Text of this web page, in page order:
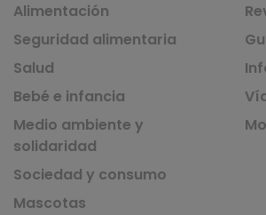
Alimentación
Seguridad alimentaria
Salud
Bebé e infancia
Medio ambiente y
solidaridad
Sociedad y consumo
Mascotas